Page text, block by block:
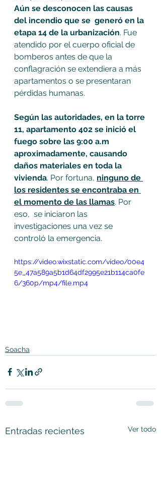
Aún se desconocen las causas
del incendio que se  generó en la
etapa 14 de la urbanización. Fue
atendido por el cuerpo oficial de
bomberos antes de que la
conflagración se extendiera a más
apartamentos o se presentaran
pérdidas humanas.
Según las autoridades, en la torre
11, apartamento 402 se inició el
fuego sobre las 9:00 a.m
aproximadamente, causando
daños materiales en toda la
vivienda. Por fortuna, ninguno de
los residentes se encontraba en
el momento de las llamas. Por
eso,  se iniciaron las
investigaciones una vez se
controló la emergencia.
https://video.wixstatic.com/video/00e4
5e_47a589a5b1d64df2995e21b114ca0fe
6/360p/mp4/file.mp4
Soacha
Entradas recientes Ver todo